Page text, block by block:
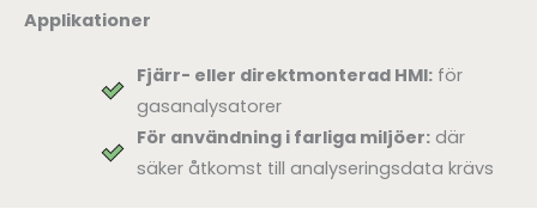
Applikationer
Fjärr- eller direktmonterad HMI:för
gasanalysatorer
För användning i farliga miljöer:där
säker åtkomst till analyseringsdata krävs